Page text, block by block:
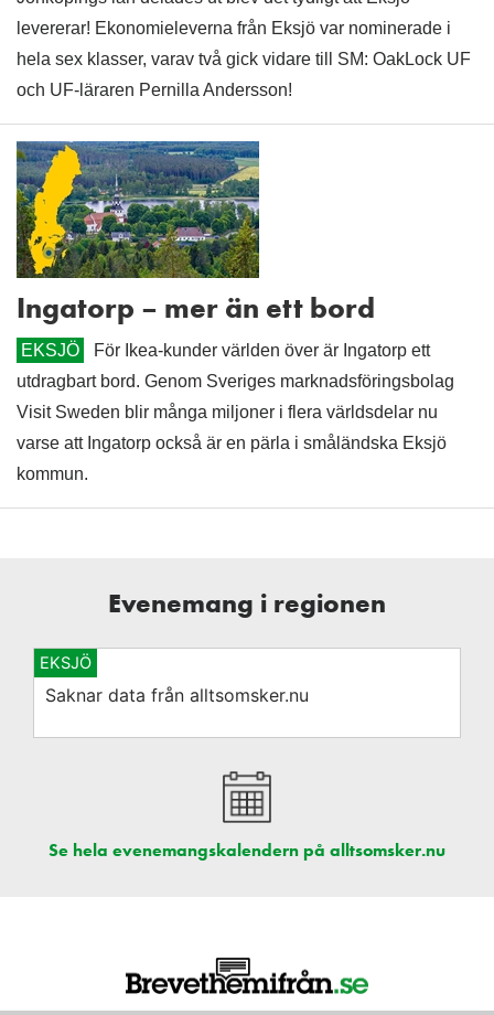
levererar! Ekonomieleverna från Eksjö var nominerade i
hela sex klasser, varav två gick vidare till SM: OakLock UF
och UF-läraren Pernilla Andersson!
Ingatorp – mer än ett bord
EKSJÖ
För Ikea-kunder världen över är Ingatorp ett
utdragbart bord. Genom Sveriges marknadsföringsbolag
Visit Sweden blir många miljoner i flera världsdelar nu
varse att Ingatorp också är en pärla i småländska Eksjö
kommun.
Evenemang i regionen
EKSJÖ
Saknar data från alltsomsker.nu
Se hela evenemangskalendern på alltsomsker.nu